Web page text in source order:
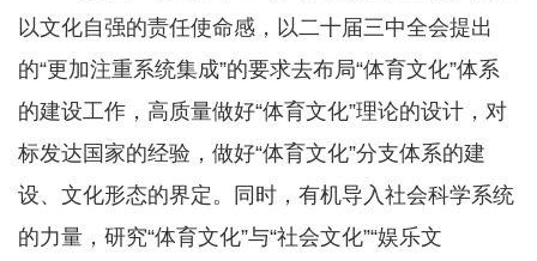
以文化自强的责任使命感，以二十届三中全会提出
的“更加注重系统集成”的要求去布局“体育文化”体系
的建设工作，高质量做好“体育文化”理论的设计，对
标发达国家的经验，做好“体育文化”分支体系的建
设、文化形态的界定。同时，有机导入社会科学系统
的力量，研究“体育文化”与“社会文化”“娱乐文